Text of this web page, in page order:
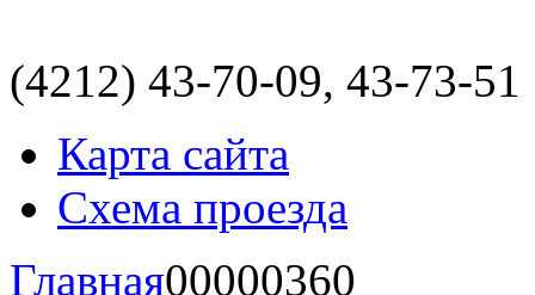
(4212) 43-70-09, 43-73-51
Карта сайта
Схема проезда
Главная00000360